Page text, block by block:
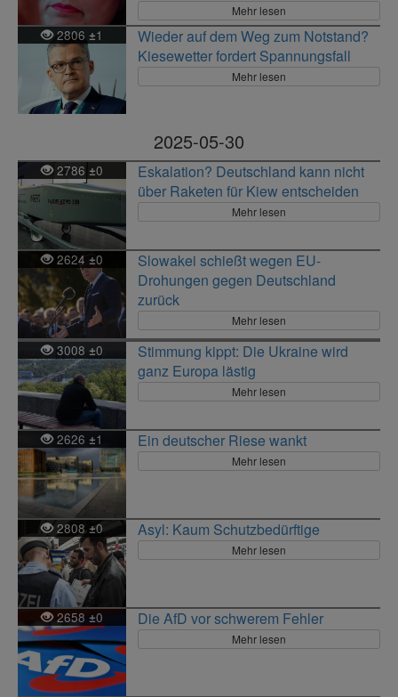
Mehr lesen
2806 ±1
Wieder auf dem Weg zum Notstand?
Kiesewetter fordert Spannungsfall
Mehr lesen
2025-05-30
2786 ±0
Eskalation? Deutschland kann nicht
über Raketen für Kiew entscheiden
Mehr lesen
2624±0
Slowakei schießt wegen EU-
Drohungen gegen Deutschland
zurück
Mehr lesen
3008 ±0
Stimmung kippt: Die Ukraine wird
ganz Europa lästig
Mehr lesen
2626 ±1 Ein deutscher Riese wankt
Mehr lesen
2808 ±0 Asyl: Kaum Schutzbedürftige
Mehr lesen
2658±0 Die AfD vor schwerem Fehler
Mehr lesen